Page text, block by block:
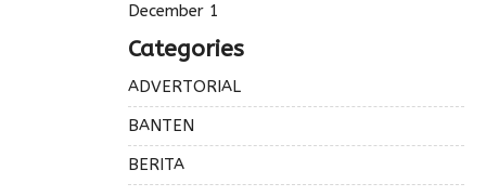
December 1
Categories
ADVERTORIAL
BANTEN
BERITA